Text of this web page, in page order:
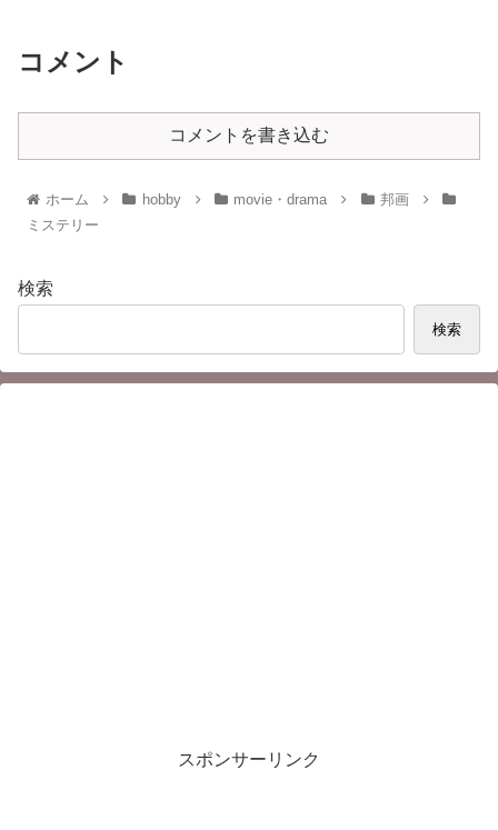
コメント
コメントを書き込む
ホーム hobby movie・drama
邦画
ミステリー
検索
検索
スポンサーリンク